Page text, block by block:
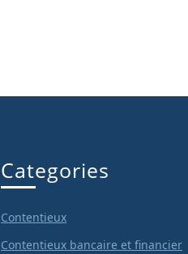
Categories
Contentieux
Contentieux bancaire et financier